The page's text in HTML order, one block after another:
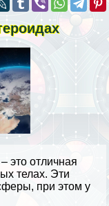
– это отличная
телах. Эти
при этом у